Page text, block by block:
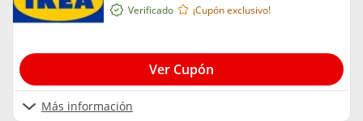
Más información
¡Cupón exclusivo!
Verificado
Ver Cupón